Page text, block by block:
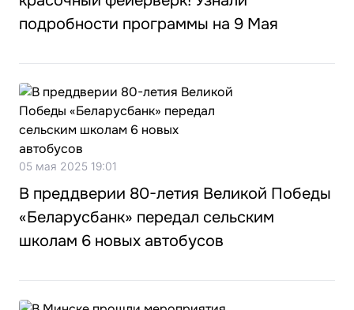
подробности программы на 9 Мая
05 мая 2025 19:01
В преддверии 80-летия Великой Победы
«Беларусбанк» передал сельским
школам 6 новых автобусов